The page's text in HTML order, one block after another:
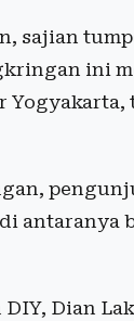
sajian
ini
antaranya
DIY, Dian